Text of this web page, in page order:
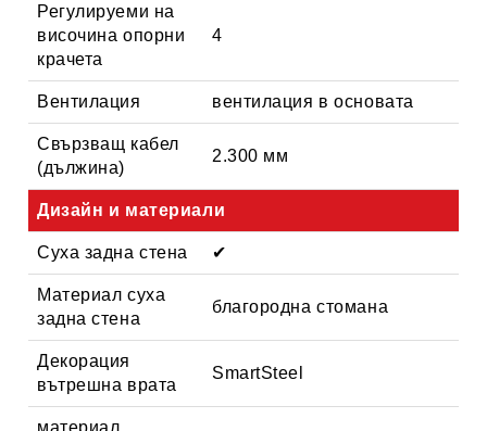
Регулируеми на
височина опорни
крачета
4
Вентилация вентилация в основата
Свързващ кабел
(дължина)
2.300 мм
Дизайн и материали
Суха задна стена ✔
Материал суха
задна стена
благородна стомана
Декорация
вътрешна врата
SmartSteel
материал